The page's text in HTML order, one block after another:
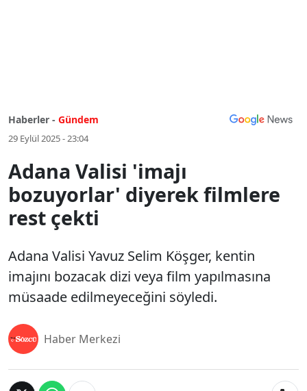
Haberler - Gündem
29 Eylül 2025 - 23:04
Adana Valisi 'imajı
bozuyorlar' diyerek filmlere
rest çekti
Adana Valisi Yavuz Selim Köşger, kentin
imajını bozacak dizi veya film yapılmasına
müsaade edilmeyeceğini söyledi.
Haber Merkezi